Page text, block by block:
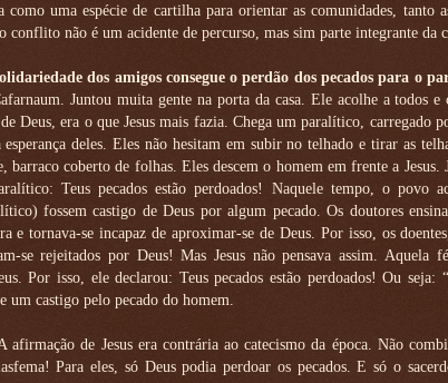
como uma espécie de cartilha para orientar as comunidades, tanto
conflito não é um acidente de percurso, mas sim parte integrante da
dos amigos consegue o perdão dos pecados para o
Juntou muita gente na porta da casa. Ele acolhe a todos e
Deus, era o que Jesus mais fazia. Chega um paralítico, carregado
esperança deles. Eles não hesitam em subir no telhado e tirar as
barraco coberto de folhas. Eles descem o homem em frente a Jesus.
Teus pecados estão perdoados! Naquele tempo, o povo
fossem castigo de Deus por algum pecado. Os doutores
e tornava-se incapaz de aproximar-se de Deus. Por isso, os
se rejeitados por Deus! Mas Jesus não pensava assim. Aquela
Por isso, ele declarou: Teus pecados estão perdoados! Ou seja:
um castigo pelo pecado do homem.
afirmação de Jesus era contrária ao catecismo da época. Não
Para eles, só Deus podia perdoar os pecados. E só o